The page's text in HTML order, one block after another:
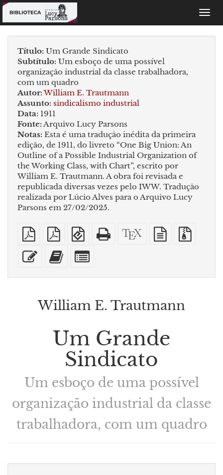
Título: Um Grande Sindicato
Subtítulo: Um esboço de uma possível
organização industrial da classe trabalhadora,
com um quadro
Autor:William E. Trautmann
Assunto: sindicalismo industrial
Data: 1911
Fonte:Arquivo Lucy Parsons
Notas: Esta é uma tradução inédita da primeira
edição, de 1911, do livreto “One Big Union: An
Outline of a Possible Industrial Organization of
the Working Class, with Chart”, escrito por
William E. Trautmann. A obra foi revisada e
republicada diversas vezes pelo IWW. Tradução
realizada por Lúcio Alves para o Arquivo Lucy
Parsons em 27/02/2025.
PDF
simples
PDF
imposto
sobre
EPUB
(para
HTML
puro
Código-
fonte
fonte
em
Editar
esse
Adicionar
este
de
livros
bookbuilder
William E. Trautmann
Um Grande
Sindicato
Um esboço de uma possível
organização industrial da classe
trabalhadora, com um quadro